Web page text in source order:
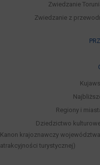
Zwiedzanie
Zwiedzanie z
Regiony i
Dziedzictwo
Kanon krajoznawczy
atrakcyjności turystycznej)